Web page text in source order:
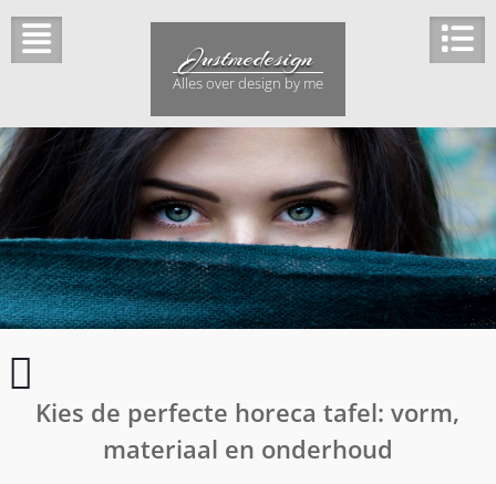
naar
Justmedesign
Alles over design by me
energiekosten
Kies de perfecte horeca tafel: vorm,
materiaal en onderhoud